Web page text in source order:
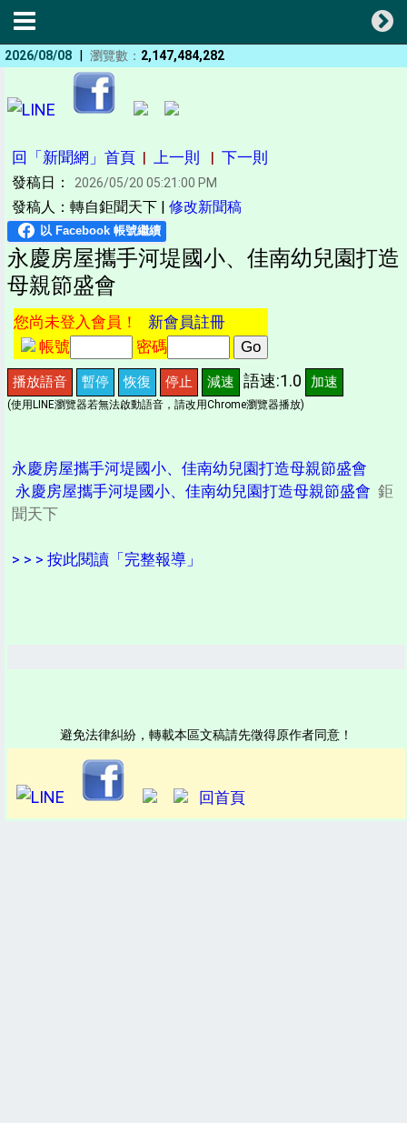
2026/08/08 | 瀏覽數： 2,147,484,282
回「新聞網」首頁 | 上一則 | 下一則
發稿日： 2026/05/20 05:21:00 PM
發稿人：轉自鉅聞天下 | 修改新聞稿
永慶房屋攜手河堤國小、佳南幼兒園打造
母親節盛會
您尚未登入會員！ 新會員註冊
帳號
密碼
播放語音 暫停 恢復 停止 減速 語速:1.0 加速
(使用LINE瀏覽器若無法啟動語音，請改用Chrome瀏覽器播放)
永慶房屋攜手河堤國小、佳南幼兒園打造母親節盛會
永慶房屋攜手河堤國小、佳南幼兒園打造母親節盛會 鉅
聞天下
> > > 按此閱讀「完整報導」
避免法律糾紛，轉載本區文稿請先徵得原作者同意！
回首頁